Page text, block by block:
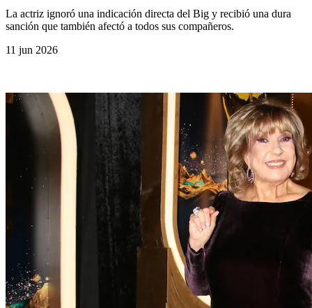
La actriz ignoró una indicación directa del Big y recibió una dura
sanción que también afectó a todos sus compañeros.
11 jun 2026